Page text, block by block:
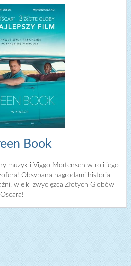
Book
muzyk i Viggo Mortensen w roli jego
Obsypana nagrodami historia
wielki zwycięzca Złotych Globów i